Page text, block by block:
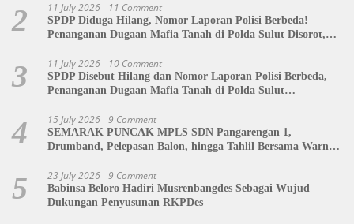
2 11 July 2026 11 Comment
SPDP Diduga Hilang, Nomor Laporan Polisi Berbeda!
Penanganan Dugaan Mafia Tanah di Polda Sulut Disorot,
3 11 July 2026 10 Comment
SPDP Disebut Hilang dan Nomor Laporan Polisi Berbeda,
Penanganan Dugaan Mafia Tanah di Polda Sulut
4 15 July 2026 9 Comment
SEMARAK PUNCAK MPLS SDN Pangarengan 1,
Drumband, Pelepasan Balon, hingga Tahlil Bersama Warnai
5 23 July 2026 9 Comment
Babinsa Beloro Hadiri Musrenbangdes Sebagai Wujud
Dukungan Penyusunan RKPDes